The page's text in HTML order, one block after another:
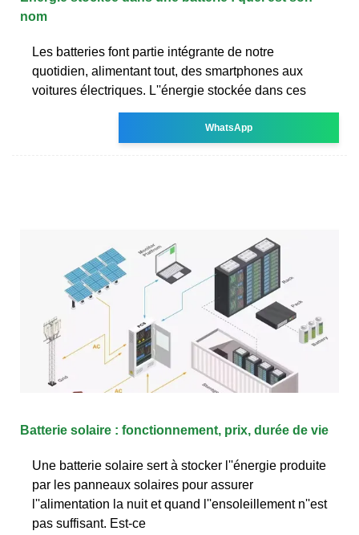
nom
Les batteries font partie intégrante de notre
quotidien, alimentant tout, des smartphones aux
voitures électriques. L''énergie stockée dans ces
WhatsApp
Batterie solaire : fonctionnement, prix, durée de vie
Une batterie solaire sert à stocker l''énergie produite
par les panneaux solaires pour assurer
l''alimentation la nuit et quand l''ensoleillement n''est
pas suffisant. Est-ce